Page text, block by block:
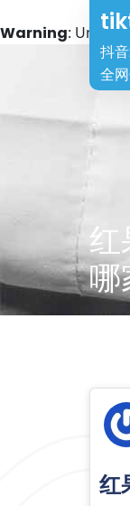
Warning:
抖
全
哪
红